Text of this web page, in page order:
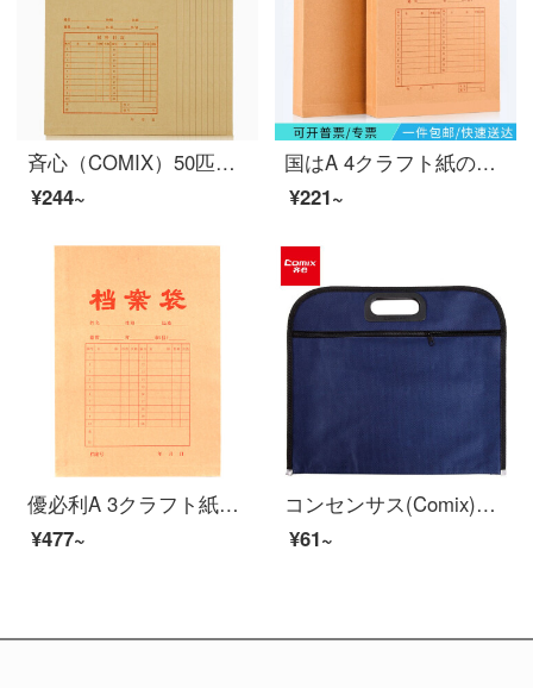
斉心（COMIX）50匹のA 4ファイルバッグの本色のクレフト紙の書類袋が厚い資料袋オーフ
¥244~
国はA 4クラフト紙の書類袋175 g側の幅4 cm 5 cmの入札契約書の書類の袋の横幅5 cm 250 G 25枚です。
¥221~
優必利A 3クラフト紙の袋の赤い字の厚い書類の資料の袋の25は4 cm底の幅だけを詰めます。
¥477~
コンセンサス(Comix)A 1660大容量牛津布ダブルケース/資料袋B 4底部に広げたブルー
¥61~